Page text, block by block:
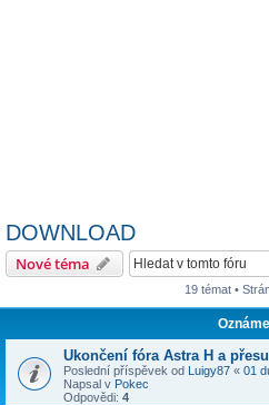
DOWNLOAD
Nové téma
19 témat •
Ukončení fóra Astra H a
Poslední příspěvek od Luigy87 « 01
Napsal v Pokec
Odpovědi: 4